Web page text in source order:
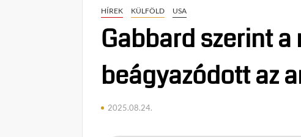
HÍREK KÜLFÖLD USA
Gabbard szerint
beágyazódott az
2025.08.24.